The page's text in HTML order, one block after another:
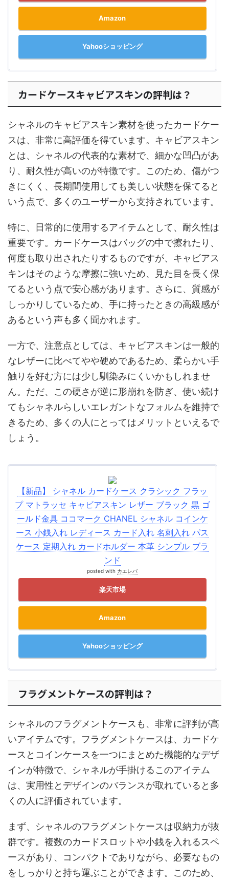
Amazon
Yahooショッピング
カードケースキャビアスキンの評判は？
シャネルのキャビアスキン素材を使ったカードケー
スは、非常に高評価を得ています。キャビアスキン
とは、シャネルの代表的な素材で、細かな凹凸があ
り、耐久性が高いのが特徴です。このため、傷がつ
きにくく、長期間使用しても美しい状態を保てると
いう点で、多くのユーザーから支持されています。
特に、日常的に使用するアイテムとして、耐久性は
重要です。カードケースはバッグの中で擦れたり、
何度も取り出されたりするものですが、キャビアス
キンはそのような摩擦に強いため、見た目を長く保
てるという点で安心感があります。さらに、質感が
しっかりしているため、手に持ったときの高級感が
あるという声も多く聞かれます。
一方で、注意点としては、キャビアスキンは一般的
なレザーに比べてやや硬めであるため、柔らかい手
触りを好む方には少し馴染みにくいかもしれませ
ん。ただ、この硬さが逆に形崩れを防ぎ、使い続け
てもシャネルらしいエレガントなフォルムを維持で
きるため、多くの人にとってはメリットといえるで
しょう。
【新品】 シャネル カードケース クラシック フラッ
プ マトラッセ キャビアスキン レザー ブラック 黒 ゴ
ールド金具 ココマーク CHANEL シャネル コインケ
ース 小銭入れ レディース カード入れ 名刺入れ パス
ケース 定期入れ カードホルダー 本革 シンプル ブラ
ンド
posted with カエレバ
楽天市場
Amazon
Yahooショッピング
フラグメントケースの評判は？
シャネルのフラグメントケースも、非常に評判が高
いアイテムです。フラグメントケースは、カードケ
ースとコインケースを一つにまとめた機能的なデザ
インが特徴で、シャネルが手掛けるこのアイテム
は、実用性とデザインのバランスが取れていると多
くの人に評価されています。
まず、シャネルのフラグメントケースは収納力が抜
群です。複数のカードスロットや小銭を入れるスペ
ースがあり、コンパクトでありながら、必要なもの
をしっかりと持ち運ぶことができます。このため、